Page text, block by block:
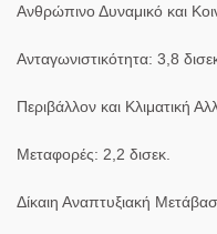
Ανθρώπινο Δυναμικό και
Ανταγωνιστικότητα: 3,8
Περιβάλλον και Κλιματική
Μεταφορές: 2,2 δισεκ.
Δίκαιη Αναπτυξιακή